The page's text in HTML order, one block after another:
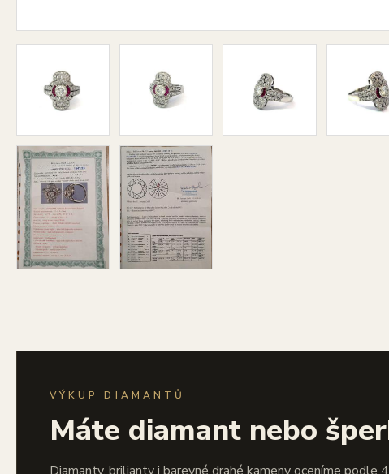
VÝKUP DIAMANTŮ
Máte diamant nebo